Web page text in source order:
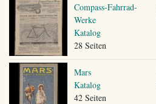
Compass-Fahrrad-
Werke
Katalog
28 Seiten
Mars
Katalog
42 Seiten